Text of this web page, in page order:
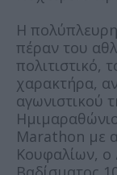
Η
πέραν του
πολιτιστικό,
χαρακτήρα,
αγωνιστικού
Marathon με
Κουφαλίων, ο